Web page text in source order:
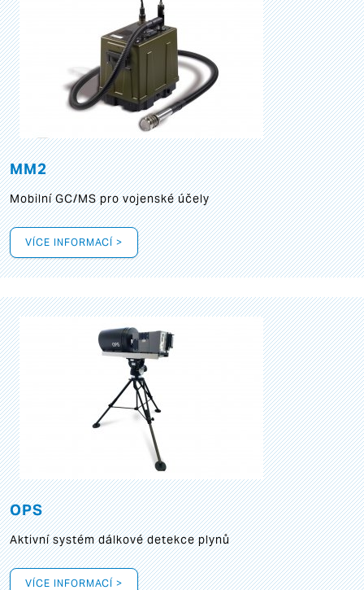
MM2
Mobilní GC/MS pro vojenské účely
VÍCE INFORMACÍ >
OPS
Aktivní systém dálkové detekce plynů
VÍCE INFORMACÍ >